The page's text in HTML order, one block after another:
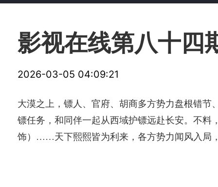
影视在线第八十四
2026-03-05 04:09:21
大漠之上，镖人、官府、胡商多方势力盘根错节
镖任务，和同伴一起从西域护镖远赴长安。不料
饰）……天下熙熙皆为利来，各方势力闻风入